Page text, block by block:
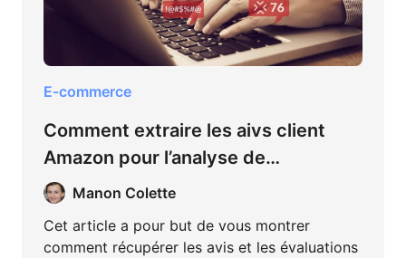
E-commerce
Comment extraire les aivs client
Amazon pour l’analyse de
sentiments ?
Manon Colette
Cet article a pour but de vous montrer
comment récupérer les avis et les évaluations